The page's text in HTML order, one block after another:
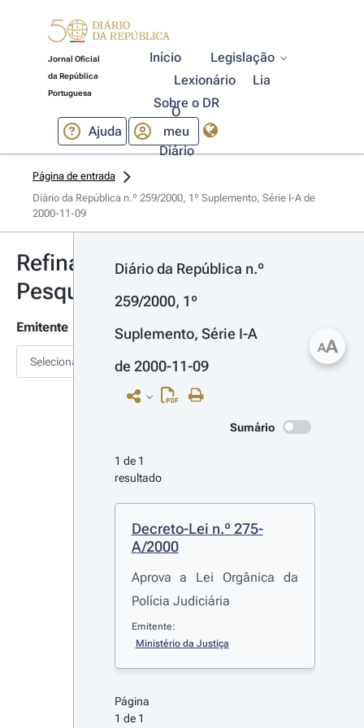
Jornal Oficial
da República
Portuguesa
Início
Legislação
Lexionário
Lia
Sobre o DR
Ajuda
O
meu
Diário
Página de entrada
Diário da República n.º 259/2000, 1º Suplemento, Série I-A de
2000-11-09
Refinar
Pesquisa
Emitente
Selecionar
Diário da República n.º
259/2000, 1º
Suplemento, Série I-A
de 2000-11-09
Sumário
1 de 1
resultado
Decreto-Lei n.º 275-
A/2000
Aprova a Lei Orgânica da
Polícia Judiciária
Emitente:
Ministério da Justiça
Página
1 de 1
AA